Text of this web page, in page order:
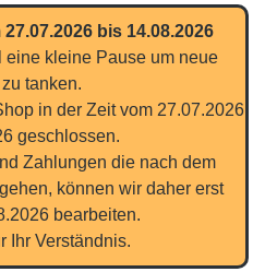
bis 14.08.2026
kleine Pause um neue
tanken.
in der Zeit vom 27.07.2026
geschlossen.
Zahlungen die nach dem
können wir daher erst
bearbeiten.
Ihr Verständnis.